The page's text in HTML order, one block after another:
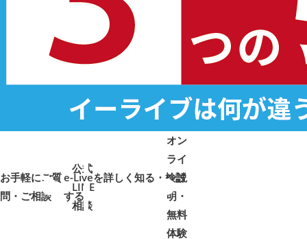
公式
LINE
相談
お手軽にご質
問・ご相談➜ ➜
オン
ライ
ン説
明・
無料
体験
e-Liveを詳しく知る・検討
する
➜➜